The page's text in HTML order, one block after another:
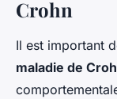
Crohn
Il est important
maladie de